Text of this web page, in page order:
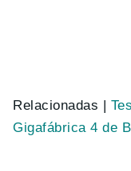
Relacionadas |
Gigafábrica 4 de